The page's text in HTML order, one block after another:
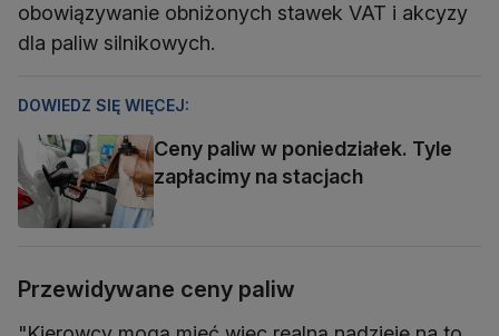
obowiązywanie obniżonych stawek VAT i akcyzy
dla paliw silnikowych.
DOWIEDZ SIĘ WIĘCEJ:
Ceny paliw w poniedziałek. Tyle
zapłacimy na stacjach
Przewidywane ceny paliw